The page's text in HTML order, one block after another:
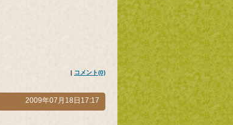
| コメント(0)
2009年07月18日17:17